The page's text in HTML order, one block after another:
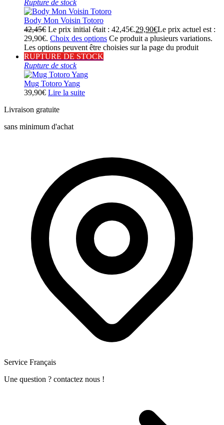
Rupture de stock
Body Mon Voisin Totoro
42,45€ Le prix initial était : 42,45€.29,90€Le prix actuel est :
29,90€. Choix des options Ce produit a plusieurs variations.
Les options peuvent être choisies sur la page du produit
RUPTURE DE STOCK
Rupture de stock
Mug Totoro Yang
39,90€ Lire la suite
Livraison gratuite
sans minimum d'achat
Service Français
Une question ? contactez nous !